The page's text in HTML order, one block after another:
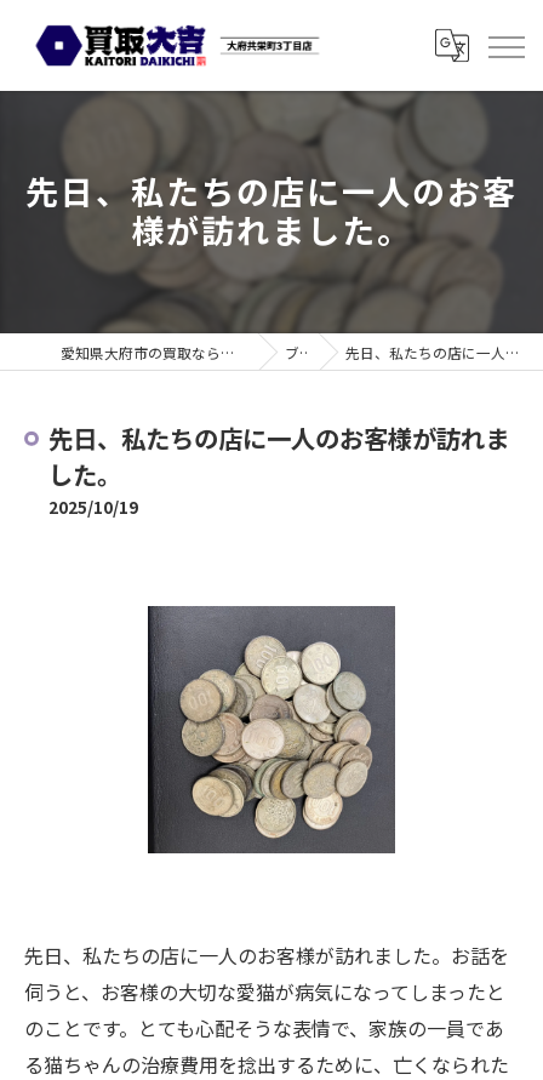
先日、私たちの店に一人のお客
様が訪れました。
愛知県大府市の買取なら買取大吉 大府共栄町3丁目店 ブログ 先日、私たちの店に一人のお客様が訪れました。
先日、私たちの店に一人のお客様が訪れま
した。
2025/10/19
先日、私たちの店に一人のお客様が訪れました。お話を
伺うと、お客様の大切な愛猫が病気になってしまったと
のことです。とても心配そうな表情で、家族の一員であ
る猫ちゃんの治療費用を捻出するために、亡くなられた